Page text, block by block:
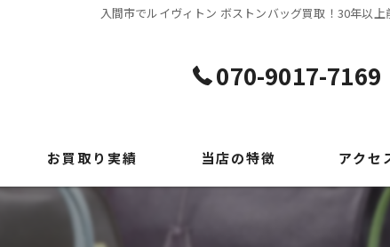
入間市でルイヴィトン ボストンバッグ買取！30年以
070-9017-7169
お買取り実績 当店の特徴 アクセ
漫画特集